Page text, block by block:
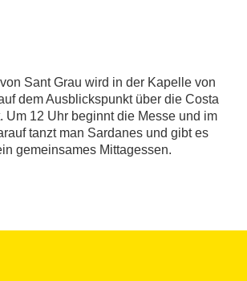
Sant Grau wird in der Kapelle von
dem Ausblickspunkt über die Costa
Um 12 Uhr beginnt die Messe und im
tanzt man Sardanes und gibt es
gemeinsames Mittagessen.